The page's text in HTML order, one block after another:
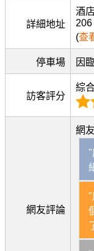
詳細地址
酒
(查
停車場 因
訪客評分
綜
網友評論
網
"
"